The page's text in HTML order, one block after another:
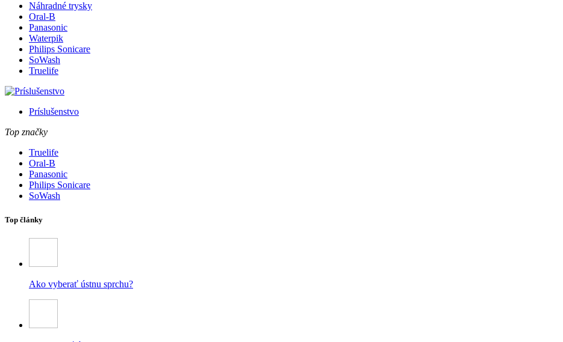
Náhradné trysky
Oral-B
Panasonic
Waterpik
Philips Sonicare
SoWash
Truelife
Príslušenstvo
Top značky
Truelife
Oral-B
Panasonic
Philips Sonicare
SoWash
Top články
Ako vyberať ústnu sprchu?